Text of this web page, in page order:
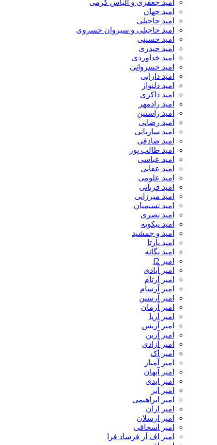
امید جعفری و الیاس کرمی
امید جهان
امید حاجیلی
امید حاجیلی و سیروان خسروی
امید حسینی
امید حیدری
امید خداوردی
امید خسروانی
امید دارابی
امید دلنواز
امید ذاکری
امید رادمهر
امید راستین
امید رضایی
امید ساربانی
امید صادقی
امید طالب پور
امید عباسی
امید عقابی
امید علومی
امید قربانی
امید میرزایی
امید نسیمیان
امید نصری
امید نیکویه
امید و جمشید
امید یارتا
امید یگانه
امیر f2
امیر آبادی
امیر آرتام
امیر آرسام
امیر آرسین
امیر آرمان
امیر آریا
امیر آریس
امیر آرین
امیر آزادی
امیر آک
امیر آمیار
امیر آیهان
امیر ابدی
امیر ابر
امیر ابراهیمی
امیر اران
امیر ارسلان
امیر اسحاقی
امیر اف آر فرساد فرا